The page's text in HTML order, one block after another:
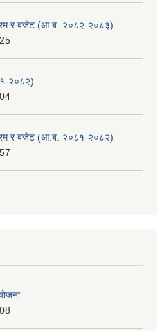
र बजेट (आ.ब. २०८२-२०८३)
२०८२)
र बजेट (आ.ब. २०८१-२०८२)